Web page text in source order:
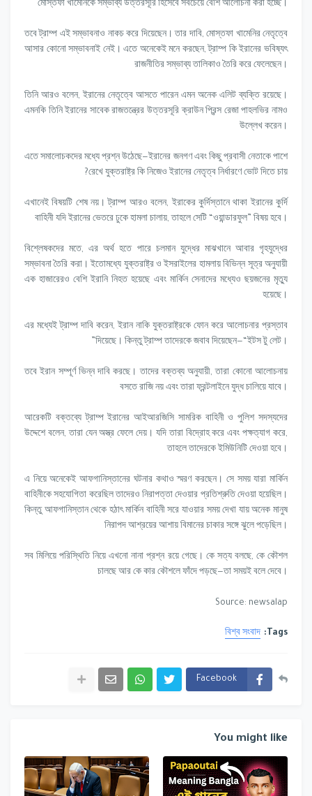
মোস্তফা খামেনিকে সম্ভাব্য উত্তরসূরি হিসেবে সবচেয়ে বেশি আলোচনা করা হচ্ছে।
তবে ট্রাম্প এই সম্ভাবনাও নাকচ করে দিয়েছেন। তার দাবি, মোস্তফা খামেনির নেতৃত্বে
আসার কোনো সম্ভাবনাই নেই। এতে অনেকেই মনে করছেন, ট্রাম্প কি ইরানের ভবিষ্যৎ
রাজনীতির সম্ভাব্য তালিকাও তৈরি করে ফেলেছেন।
তিনি আরও বলেন, ইরানের নেতৃত্বে আসতে পারেন এমন অনেক এলিট ব্যক্তি রয়েছে।
এমনকি তিনি ইরানের সাবেক রাজতন্ত্রের উত্তরসূরি ক্রাউন প্রিন্স রেজা পাহলভির নামও
উল্লেখ করেন।
এতে সমালোচকদের মধ্যে প্রশ্ন উঠেছে—ইরানের জনগণ এবং কিছু প্রবাসী নেতাকে পাশে
রেখে যুক্তরাষ্ট্র কি নিজেও ইরানের নেতৃত্ব নির্ধারণে ভোট দিতে চায়?
এখানেই বিষয়টি শেষ নয়। ট্রাম্প আরও বলেন, ইরাকের কুর্দিস্তানে থাকা ইরানের কুর্দি
বাহিনী যদি ইরানের ভেতরে ঢুকে হামলা চালায়, তাহলে সেটি “ওয়ান্ডারফুল” বিষয় হবে।
বিশ্লেষকদের মতে, এর অর্থ হতে পারে চলমান যুদ্ধের মাঝখানে আবার গৃহযুদ্ধের
সম্ভাবনা তৈরি করা। ইতোমধ্যে যুক্তরাষ্ট্র ও ইসরাইলের হামলায় বিভিন্ন সূত্র অনুযায়ী
এক হাজারেরও বেশি ইরানি নিহত হয়েছে এবং মার্কিন সেনাদের মধ্যেও ছয়জনের মৃত্যু
হয়েছে।
এর মধ্যেই ট্রাম্প দাবি করেন, ইরান নাকি যুক্তরাষ্ট্রকে ফোন করে আলোচনার প্রস্তাব
দিয়েছে। কিন্তু ট্রাম্প তাদেরকে জবাব দিয়েছেন—“ইটস টু লেট।”
তবে ইরান সম্পূর্ণ ভিন্ন দাবি করছে। তাদের বক্তব্য অনুযায়ী, তারা কোনো আলোচনায়
বসতে রাজি নয় এবং তারা ফ্রন্টলাইনে যুদ্ধ চালিয়ে যাবে।
আরেকটি বক্তব্যে ট্রাম্প ইরানের আইআরজিসি সামরিক বাহিনী ও পুলিশ সদস্যদের
উদ্দেশে বলেন, তারা যেন অস্ত্র ফেলে দেয়। যদি তারা বিদ্রোহ করে এবং পক্ষত্যাগ করে,
তাহলে তাদেরকে ইমিউনিটি দেওয়া হবে।
এ নিয়ে অনেকেই আফগানিস্তানের ঘটনার কথাও স্মরণ করছেন। সে সময় যারা মার্কিন
বাহিনীকে সহযোগিতা করেছিল তাদেরও নিরাপত্তা দেওয়ার প্রতিশ্রুতি দেওয়া হয়েছিল।
কিন্তু আফগানিস্তান থেকে হঠাৎ মার্কিন বাহিনী সরে যাওয়ার সময় দেখা যায় অনেক মানুষ
নিরাপদ আশ্রয়ের আশায় বিমানের চাকার সঙ্গে ঝুলে পড়েছিল।
সব মিলিয়ে পরিস্থিতি নিয়ে এখনো নানা প্রশ্ন রয়ে গেছে। কে সত্য বলছে, কে কৌশল
চালছে আর কে কার কৌশলে ফাঁদে পড়ছে—তা সময়ই বলে দেবে।
Source: newsalap
Tags:
বিশ্ব সংবাদ
Facebook
You might like